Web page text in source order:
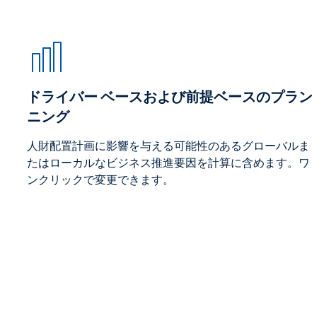
ドライバー ベースおよび前提ベースのプラン
ニング
人財配置計画に影響を与える可能性のあるグローバルま
たはローカルなビジネス推進要因を計算に含めます。ワ
ンクリックで変更できます。